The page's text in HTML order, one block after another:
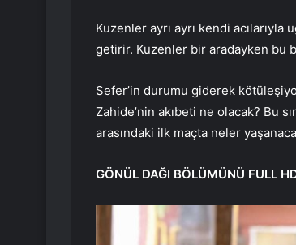
Kuzenler ayrı ayrı kendi
getirir. Kuzenler bir aradayken bu
Sefer’in durumu giderek
Zahide’nin akıbeti ne olacak? Bu
arasındaki ilk maçta neler
GÖNÜL DAĞI BÖLÜMÜNÜ FULL